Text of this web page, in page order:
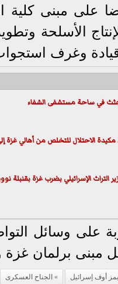
على مبنى كلية
الأسلحة
وغرف
في ساحة مستشفى الشفاء
الاحتلال للتخلص من أهالي غزة
التراث الإسرائيلي بضرب غزة بقنبلة
على وسائل
مبنى برلمان
أوف إسرائيل الجناح العسكرى